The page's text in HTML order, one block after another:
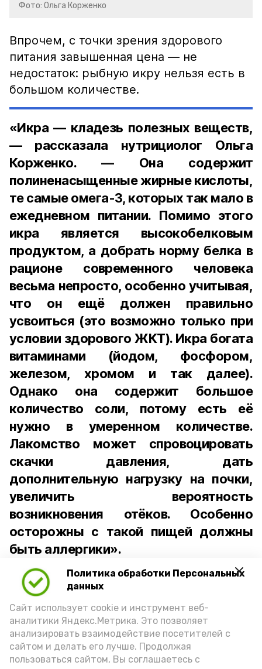
Политика обработки Персональных
данных
Сайт использует cookie и инструмент веб-
аналитики Яндекс.Метрика. Это позволяет
анализировать взаимодействие посетителей с
сайтом и делать его лучше. Продолжая
пользоваться сайтом, Вы соглашаетесь с
Фото: Ольга Корженко
Впрочем, с точки зрения здорового
питания завышенная цена — не
недостаток: рыбную икру нельзя есть в
большом количестве.
«Икра — кладезь полезных веществ,
— рассказала нутрициолог Ольга
Корженко. — Она содержит
полиненасыщенные жирные кислоты,
те самые омега-3, которых так мало в
ежедневном питании. Помимо этого
икра является высокобелковым
продуктом, а добрать норму белка в
рационе современного человека
весьма непросто, особенно учитывая,
что он ещё должен правильно
усвоиться (это возможно только при
условии здорового ЖКТ). Икра богата
витаминами (йодом, фосфором,
железом, хромом и так далее).
Однако она содержит большое
количество соли, потому есть её
нужно в умеренном количестве.
Лакомство может спровоцировать
скачки давления, дать
дополнительную нагрузку на почки,
увеличить вероятность
возникновения отёков. Особенно
осторожны с такой пищей должны
быть аллергики».
Для взрослого человека безопасной
порцией икры считается 30-50 граммов
(2-3 ложки). При этом следует обратить
внимание на хлеб, с которым она
подаётся: лучше выбирать
цельнозерновой, с мукой грубого